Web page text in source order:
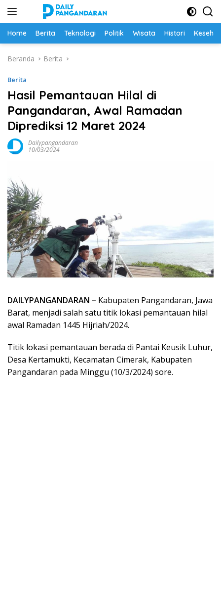
Home Berita Teknologi Politik Wisata Histori
Beranda Berita
Berita
Hasil Pemantauan Hilal di
Pangandaran, Awal Ramadan
Diprediksi 12 Maret 2024
Dailypangandaran
10/03/2024
DAILYPANGANDARAN – Kabupaten Pangandaran, Jawa
Barat, menjadi salah satu titik lokasi pemantauan hilal
awal Ramadan 1445 Hijriah/2024.
Titik lokasi pemantauan berada di Pantai Keusik Luhur,
Desa Kertamukti, Kecamatan Cimerak, Kabupaten
Pangandaran pada Minggu (10/3/2024) sore.